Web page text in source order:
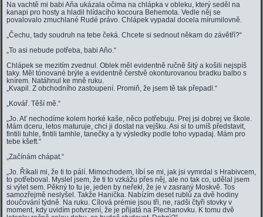
Na vachtě mi babi Aňa ukázala očima na chlápka v obleku, který seděl na
kanapi pro hosty a hladil hlídacího kocoura Behemota. Vedle něj se
povalovalo zmuchlané Rudé právo. Chlápek vypadal docela mírumilovně.
„Čechu, tady soudruh na tebe čeká. Chcete si sednout někam do závětří?“
„To asi nebude potřeba, babi Aňo.“
Chlápek se mezitím zvednul. Oblek měl evidentně ručně šitý a košili nejspíš
taky. Měl tónované brýle a evidentně čerstvě okonturovanou bradku balbo s
knírem. Natáhnul ke mně ruku.
„Kvapil. Z obchodního zastoupení. Promiň, že jsem tě tak přepadl.“
„Kovář. Těší mě.“
„Jo. Ať nechodíme kolem horké kaše, něco potřebuju. Prej jsi dobrej ve škole.
Mám dceru, letos maturuje, chci ji dostat na vejšku. Asi si to umíš představit,
fintili tuhle, fintili tamhle, tanečky a ty výsledky podle toho vypadaj. Mám pro
tebe kšeft.“
„Začínám chápat.“
„Jo. Říkali mi, že ti to pálí. Mimochodem, líbí se mi, jak jsi vymrdal s Hrabivcem,
to potřeboval. Myslel jsem, že ti to vzkážu přes něj, ale no tak co, udělal jsem
si výlet sem. Pěkný to tu je, jeden by neřekl, že je v zasraný Moskvě. Tos
samozřejmě neslyšel. Takže Hanička. Nabízím deset rublů za dvě hodiny
doučování týdně. Na ruku. Cílová prémie jsou tři, ne, radši čtyři stovky v
moment, kdy uvidím potvrzení, že je přijatá na Plechanovku. K tomu dvě